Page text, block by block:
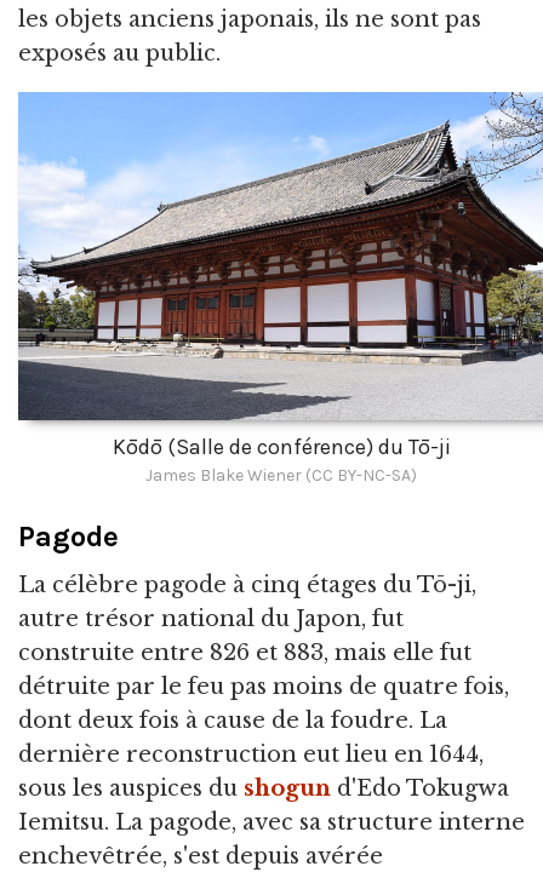
les objets anciens japonais, ils ne sont pas
exposés au public.
Kōdō (Salle de conférence) du Tō-ji
James Blake Wiener (CC BY-NC-SA)
Pagode
La célèbre pagode à cinq étages du Tō-ji,
autre trésor national du Japon, fut
construite entre 826 et 883, mais elle fut
détruite par le feu pas moins de quatre fois,
dont deux fois à cause de la foudre. La
dernière reconstruction eut lieu en 1644,
sous les auspices du shogun d'Edo Tokugwa
Iemitsu. La pagode, avec sa structure interne
enchevêtrée, s'est depuis avérée